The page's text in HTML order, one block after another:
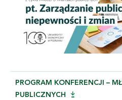
PROGRAM KONFERENCJI –
PUBLICZNYCH